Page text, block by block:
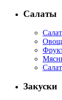
Салаты
Закуски